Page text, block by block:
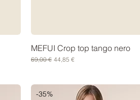
MEFUI Crop top tango nero
Prezzo regolare
69,00 € Prezzo scontato
44,85 €
-35%